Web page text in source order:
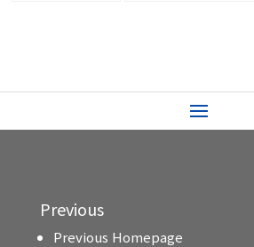
Previous
Previous Homepage